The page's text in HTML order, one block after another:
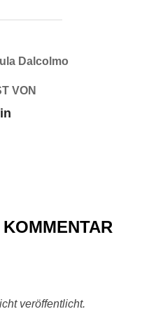
VON
veröffentlicht.